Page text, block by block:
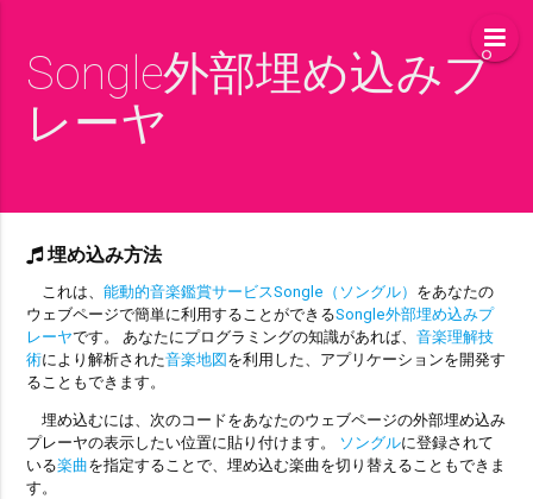
Songle外部埋め込みプ
レーヤ
埋め込み方法
これは、能動的音楽鑑賞サービスSongle（ソングル） をあなたの
ウェブページで簡単に利用することができるSongle外部埋め込みプ
レーヤです。 あなたにプログラミングの知識があれば、音楽理解技
術により解析された音楽地図を利用した、アプリケーションを開発す
ることもできます。
埋め込むには、次のコードをあなたのウェブページの外部埋め込み
プレーヤの表示したい位置に貼り付けます。 ソングルに登録されて
いる楽曲を指定することで、埋め込む楽曲を切り替えることもできま
す。